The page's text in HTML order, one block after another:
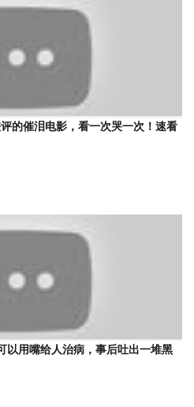
的催泪电影，看一次哭一次！速看
以用嘴给人治病，事后吐出一堆黑